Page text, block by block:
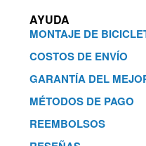
AYUDA
MONTAJE DE
COSTOS DE ENVÍO
GARANTÍA DEL
MÉTODOS DE PAGO
REEMBOLSOS